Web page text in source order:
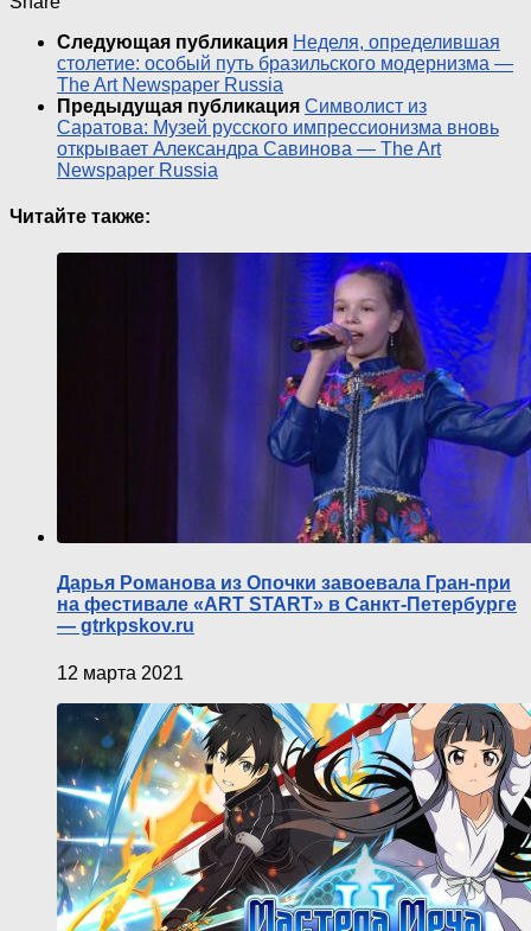
Следующая публикация Неделя, определившая
столетие: особый путь бразильского модернизма —
The Art Newspaper Russia
Предыдущая публикация Символист из
Саратова: Музей русского импрессионизма вновь
открывает Александра Савинова — The Art
Newspaper Russia
Читайте также:
Дарья Романова из Опочки завоевала Гран-при
на фестивале «ART START» в Санкт-Петербурге
— gtrkpskov.ru
12 марта 2021